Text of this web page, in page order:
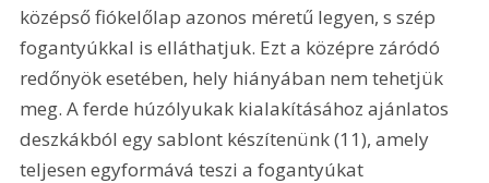
középső fiókelőlap azonos méretű legyen, s szép
fogantyúkkal is elláthatjuk. Ezt a középre záródó
redőnyök esetében, hely hiányában nem tehetjük
meg. A ferde húzólyukak kialakításához ajánlatos
deszkákból egy sablont készítenünk (11), amely
teljesen egyformává teszi a fogantyúkat